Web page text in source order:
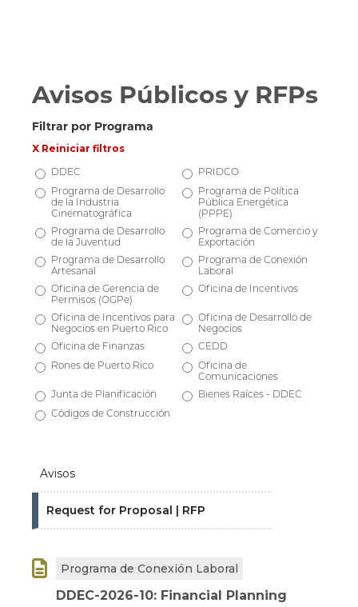
Avisos Públicos y RFPs
Filtrar por Programa
X Reiniciar filtros
DDEC
PRIDCO
Programa de Desarrollo
de la Industria
Cinematográfica
Programa de Política
Pública Energética
(PPPE)
Programa de Desarrollo
de la Juventud
Programa de Comercio y
Exportación
Programa de Desarrollo
Artesanal
Programa de Conexión
Laboral
Oficina de Gerencia de
Permisos (OGPe)
Oficina de Incentivos
Oficina de Incentivos para
Negocios en Puerto Rico
Oficina de Desarrollo de
Negocios
Oficina de Finanzas
CEDD
Rones de Puerto Rico
Oficina de
Comunicaciones
Junta de Planificación
Bienes Raíces - DDEC
Códigos de Construcción
Avisos
Request for Proposal | RFP
 Programa de Conexión Laboral
DDEC-2026-10: Financial Planning